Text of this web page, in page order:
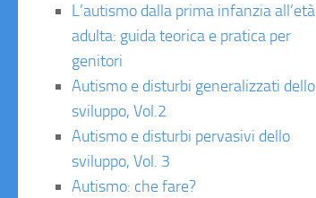
L’autismo dalla prima infanzia all’età
adulta: guida teorica e pratica per
genitori
Autismo e disturbi generalizzati dello
sviluppo, Vol.2
Autismo e disturbi pervasivi dello
sviluppo, Vol. 3
Autismo: che fare?